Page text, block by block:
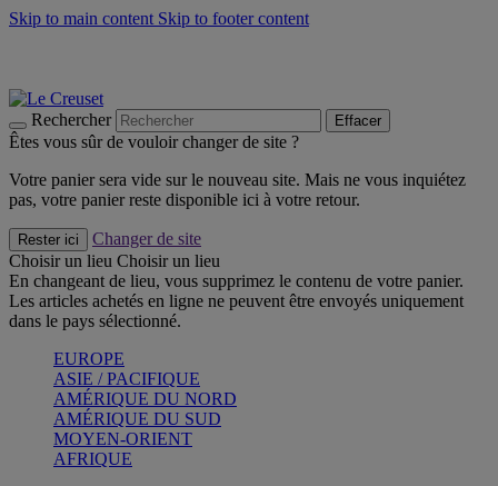
Skip to main content Skip to footer content
Rechercher Effacer
Êtes vous sûr de vouloir changer de site ?
Votre panier sera vide sur le nouveau site. Mais ne vous inquiétez
pas, votre panier reste disponible ici à votre retour.
Rester ici
Changer de site
Choisir un lieu Choisir un lieu
En changeant de lieu, vous supprimez le contenu de votre panier.
Les articles achetés en ligne ne peuvent être envoyés uniquement
dans le pays sélectionné.
EUROPE
ASIE / PACIFIQUE
AMÉRIQUE DU NORD
AMÉRIQUE DU SUD
MOYEN-ORIENT
AFRIQUE